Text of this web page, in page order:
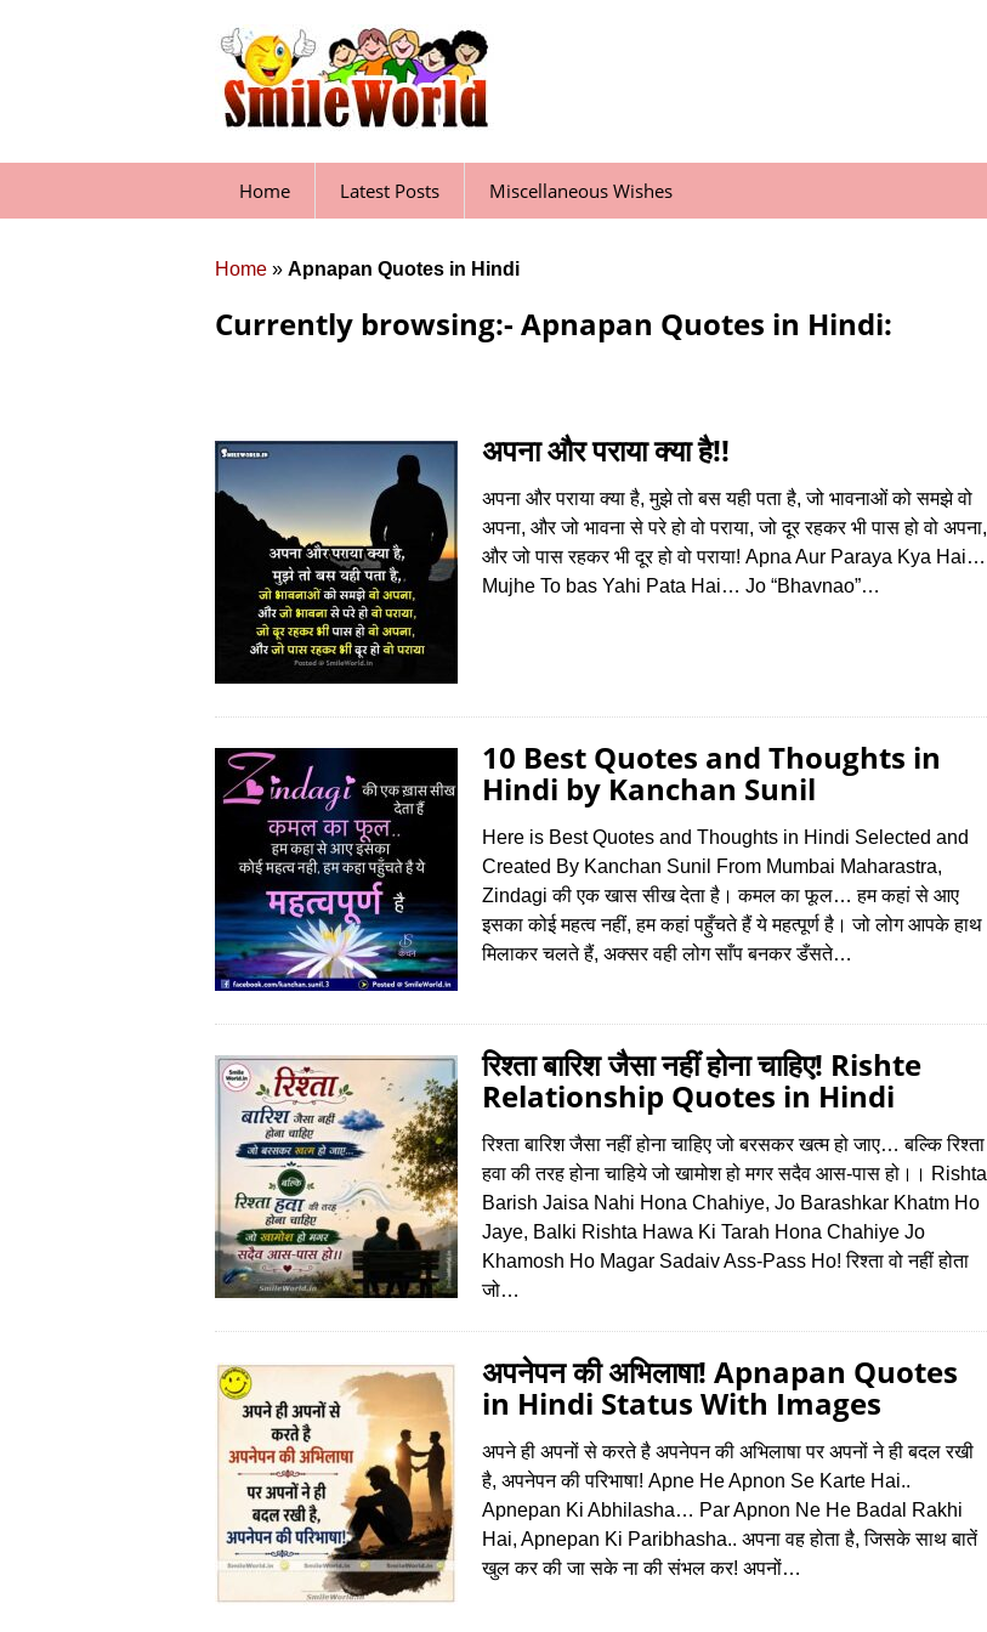
Home Latest Posts Miscellaneous Wishes
Home » Apnapan Quotes in Hindi
Currently browsing:- Apnapan Quotes in Hindi:
अपना और पराया क्‍या है!!
अपना और पराया क्‍या है, मुझे तो बस यही पता है, जो भावनाओं को समझे वो
अपना, और जो भावना से परे हो वो पराया, जो दूर रहकर भी पास हो वो अपना,
और जो पास रहकर भी दूर हो वो पराया! Apna Aur Paraya Kya Hai…
Mujhe To bas Yahi Pata Hai… Jo “Bhavnao”…
10 Best Quotes and Thoughts in
Hindi by Kanchan Sunil
Here is Best Quotes and Thoughts in Hindi Selected and
Created By Kanchan Sunil From Mumbai Maharastra,
Zindagi की एक खास सीख देता है। कमल का फूल… हम कहां से आए
इसका कोई महत्‍व नहीं, हम कहां पहुँचते हैं ये महत्‍पूर्ण है। जो लोग आपके हाथ
मिलाकर चलते हैं, अक्‍सर वही लोग साँप बनकर डँसते…
रिश्‍ता बारिश जैसा नहीं होना चाहिए! Rishte
Relationship Quotes in Hindi
रिश्‍ता बारिश जैसा नहीं होना चाहिए जो बरसकर खत्‍म हो जाए… बल्कि रिश्‍ता
हवा की तरह होना चाहिये जो खामोश हो मगर सदैव आस-पास हो।। Rishta
Barish Jaisa Nahi Hona Chahiye, Jo Barashkar Khatm Ho
Jaye, Balki Rishta Hawa Ki Tarah Hona Chahiye Jo
Khamosh Ho Magar Sadaiv Ass-Pass Ho! रिश्‍ता वो नहीं होता
जो…
अपनेपन की अभिलाषा! Apnapan Quotes
in Hindi Status With Images
अपने ही अपनों से करते है अपनेपन की अभिलाषा पर अपनों ने ही बदल रखी
है, अपनेपन की परिभाषा! Apne He Apnon Se Karte Hai..
Apnepan Ki Abhilasha… Par Apnon Ne He Badal Rakhi
Hai, Apnepan Ki Paribhasha.. अपना वह होता है, जिसके साथ बातें
खुल कर की जा सके ना की संभल कर! अपनों…